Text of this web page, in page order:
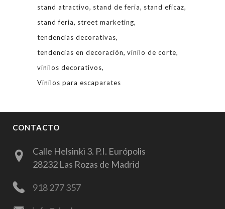
stand atractivo
stand de feria
stand eficaz
stand feria
street marketing
tendencias decorativas
tendencias en decoración vinilo de corte
vinilos decorativos
Vinilos para escaparates
CONTACTO
Calle Helsinki 3. P.I. Európolis
28232 Las Rozas de Madrid
918 277 357